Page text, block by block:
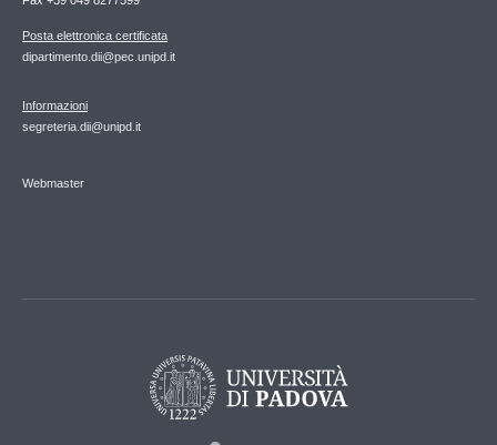
Posta elettronica certificata
dipartimento.dii@pec.unipd.it
Informazioni
segreteria.dii@unipd.it
Webmaster